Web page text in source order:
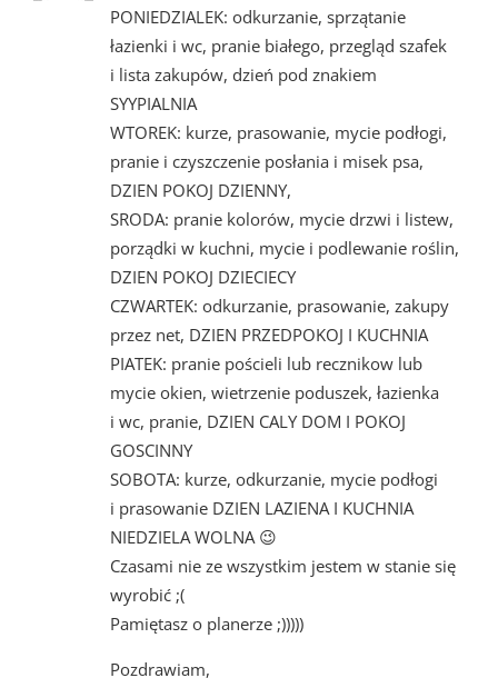
PONIEDZIALEK: odkurzanie, sprzątanie
łazienki i wc, pranie białego, przegląd szafek
i lista zakupów, dzień pod znakiem
SYYPIALNIA
WTOREK: kurze, prasowanie, mycie podłogi,
pranie i czyszczenie posłania i misek psa,
DZIEN POKOJ DZIENNY,
SRODA: pranie kolorów, mycie drzwi i listew,
porządki w kuchni, mycie i podlewanie roślin,
DZIEN POKOJ DZIECIECY
CZWARTEK: odkurzanie, prasowanie, zakupy
przez net, DZIEN PRZEDPOKOJ I KUCHNIA
PIATEK: pranie pościeli lub recznikow lub
mycie okien, wietrzenie poduszek, łazienka
i wc, pranie, DZIEN CALY DOM I POKOJ
GOSCINNY
SOBOTA: kurze, odkurzanie, mycie podłogi
i prasowanie DZIEN LAZIENA I KUCHNIA
NIEDZIELA WOLNA 😉
Czasami nie ze wszystkim jestem w stanie się
wyrobić ;(
Pamiętasz o planerze ;)))))
Pozdrawiam,